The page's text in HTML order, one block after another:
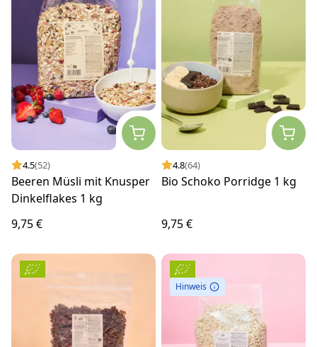
4.5(52)
Beeren Müsli mit Knusper
Dinkelflakes 1 kg
9,75 €
4.8(64)
Bio Schoko Porridge 1 kg
9,75 €
Hinweis